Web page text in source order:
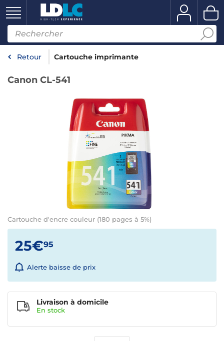
Retour Cartouche imprimante
Canon CL-541
Cartouche d'encre couleur (180 pages à 5%)
25€95
Alerte baisse de prix
Livraison à domicile
En stock